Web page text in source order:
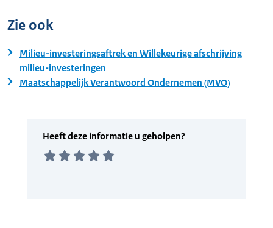
Zie ook
Milieu-investeringsaftrek en Willekeurige afschrijving
milieu-investeringen
Maatschappelijk Verantwoord Ondernemen (MVO)